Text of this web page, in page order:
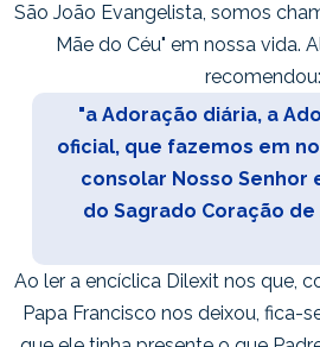
São João Evangelista, somos
Mãe do Céu" em nossa vida.
recomendou:
"a Adoração diária, a
oficial, que fazemos em
consolar Nosso Senhor
do Sagrado Coração de
Ao ler a encíclica Dilexit nos que,
Papa Francisco nos deixou, fica-